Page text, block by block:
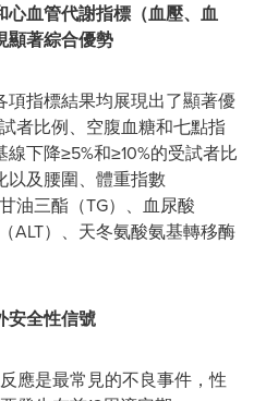
血管代謝指標（血壓、血
顯著綜合優勢
指標結果均展現出了顯著優
者比例、空腹血糖和七點指
下降≥5%和≥10%的受試者比
以及腰圍、體重指數
油三酯（TG）、血尿酸
ALT）、天冬氨酸氨基轉移酶
安全性信號
應是最常見的不良事件，性